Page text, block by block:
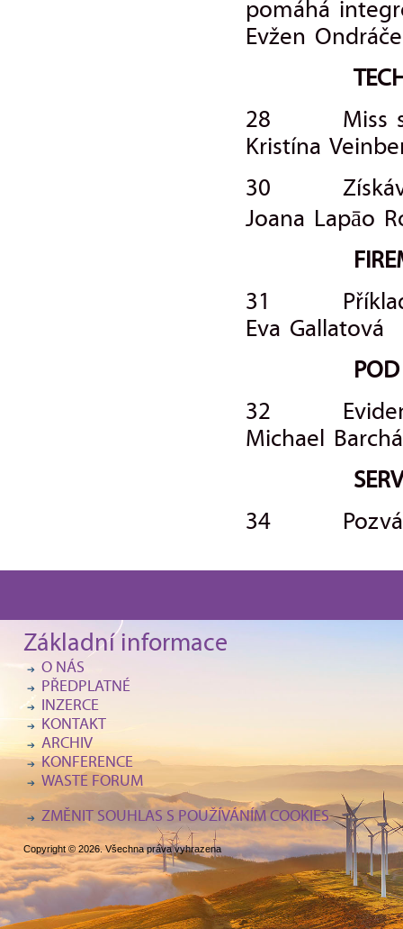
pomáhá
Evžen
28 Miss
Kristína
30
Joana Lapāo
31 Příklady
Eva Gallatová
32
Michael
34 Pozvání
Základní informace
O NÁS
PŘEDPLATNÉ
INZERCE
KONTAKT
ARCHIV
KONFERENCE
WASTE FORUM
ZMĚNIT SOUHLAS S POUŽÍVÁNÍM COOKIES
Copyright © 2026. Všechna práva vyhrazena